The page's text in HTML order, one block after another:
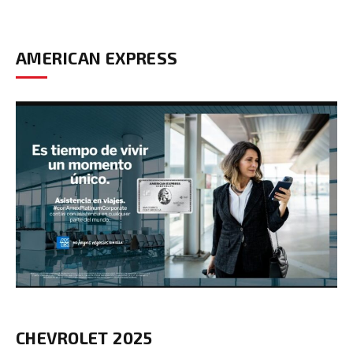
AMERICAN EXPRESS
CHEVROLET 2025